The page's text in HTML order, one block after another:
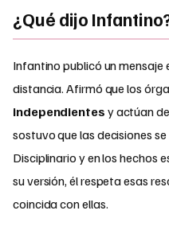
¿Qué dijo
Infantino publicó un mensaje
distancia. Afirmó que los
independientes y actúan
sostuvo que las decisiones
Disciplinario y en los hechos
su versión, él respeta esas
coincida con ellas.